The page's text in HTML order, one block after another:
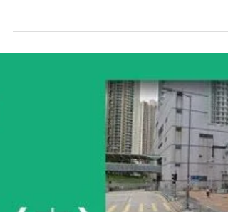
我地今次係唔收小電器、家品同埋書本，到